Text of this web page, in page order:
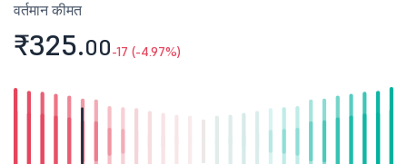
वर्तमान कीमत
₹325.00-17 (-4.97%)